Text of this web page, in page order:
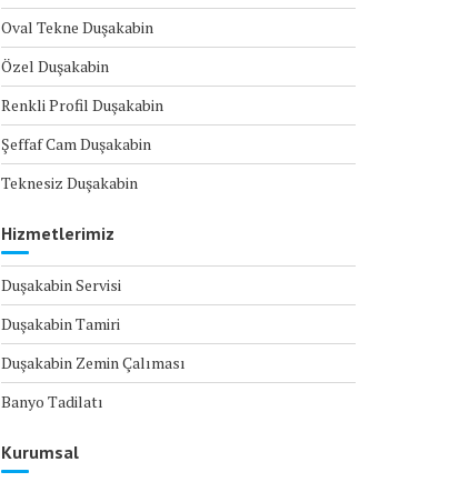
Oval Tekne Duşakabin
Özel Duşakabin
Renkli Profil Duşakabin
Şeffaf Cam Duşakabin
Teknesiz Duşakabin
Hizmetlerimiz
Duşakabin Servisi
Duşakabin Tamiri
Duşakabin Zemin Çalıması
Banyo Tadilatı
Kurumsal